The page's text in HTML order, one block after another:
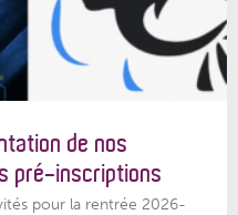
de nos
pré-inscriptions
pour la rentrée 2026-